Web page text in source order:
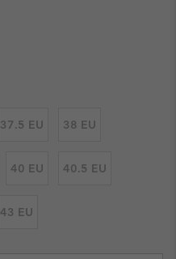
37.5 EU 38 EU
40 EU 40.5 EU
43 EU